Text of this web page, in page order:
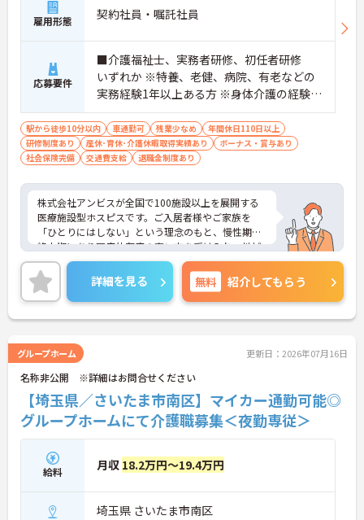
・残業は少なく、年間17日のリフレッシュ休暇も取
得できることで、心身の疲労をしっかり回復できま
あり、退職金制度も備わって無理なく長く続けられ
ます。
ャリアを描ける職場です】
・時短勤務からフルタイム、さらには管理者へのス
テップアップまで、ライフステージに合わせた働き
方を選択できます。
・清潔感があれば髪色やネイルなども自由となって
おり、自分らしいスタイルを大切にできる環境で
す。
雇用形態 契約社員・嘱託社員
応募要件
■介護福祉士、実務者研修、初任者研修
いずれか ※特養、老健、病院、有老などの
実務経験1年以上ある方 ※身体介護の経験年
以上ある方、機械浴の使用の経験のある方
歓迎
駅から徒歩10分以内 車通勤可 残業少なめ
年間休日110日以上
研修制度あり
産休･育休･介護休暇取得実績あり
ボーナス・賞与あり
社会保険完備
交通費支給 退職金制度あり
株式会社アンビスが全国で100施設以上を展開する
医療施設型ホスピスです。ご入居者様やご家族を
「ひとりにはしない」という理念のもと、慢性期や
終末期にあり医療依存度の高い方を受け入れ、地域
医療を支える社会的意義の高い事業を推進していま
す。現場には看護師が24時間常駐しています。急変
時の対応や医療行為は看護師が担当するため、初任
者研修や実務者研修の方も食事介助や入浴介助など
の生活を支えるケアに専念できる環境です。多職種
連携の体制がしっかりと整っています。働き方の面
では、夜勤明けの翌日が原則として公休となるほ
か、月平均の残業時間も5時間から7時間程度とかな
り少なめです。常勤スタッフの比率が90パーセント
を超えているため急な勤務変更が発生しにくく、あ
らかじめ決められた訪問予定表に沿って規則正しく
働けます。入職後は現場スタッフによるお一人おひ
とりに合わせた個別のOJT研修が実施されます。eラ
ーニングも導入されており、多職種と連携しながら
専門性を着実に深めていける環境が用意されていま
詳細を見る 無料 紹介してもらう
グループホーム 更新日：2026年07月16日
名称非公開 ※詳細はお問合せください
【埼玉県／さいたま市南区】マイカー通勤可能◎
グループホームにて介護職募集＜夜勤専従＞
給料 月収 18.2万円～19.4万円
埼玉県 さいたま市南区